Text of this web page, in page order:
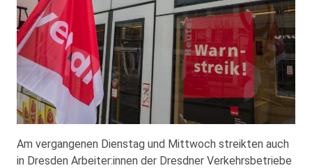
Am vergangenen Dienstag und Mittwoch streikten auch
in Dresden Arbeiter:innen der Dresdner Verkehrsbetriebe